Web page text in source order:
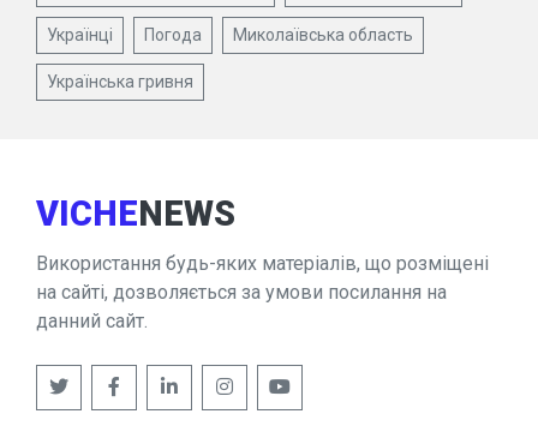
Українці Погода Миколаївська область
Українська гривня
VICHENEWS
Використання будь-яких матеріалів, що розміщені
на сайті, дозволяється за умови посилання на
данний сайт.